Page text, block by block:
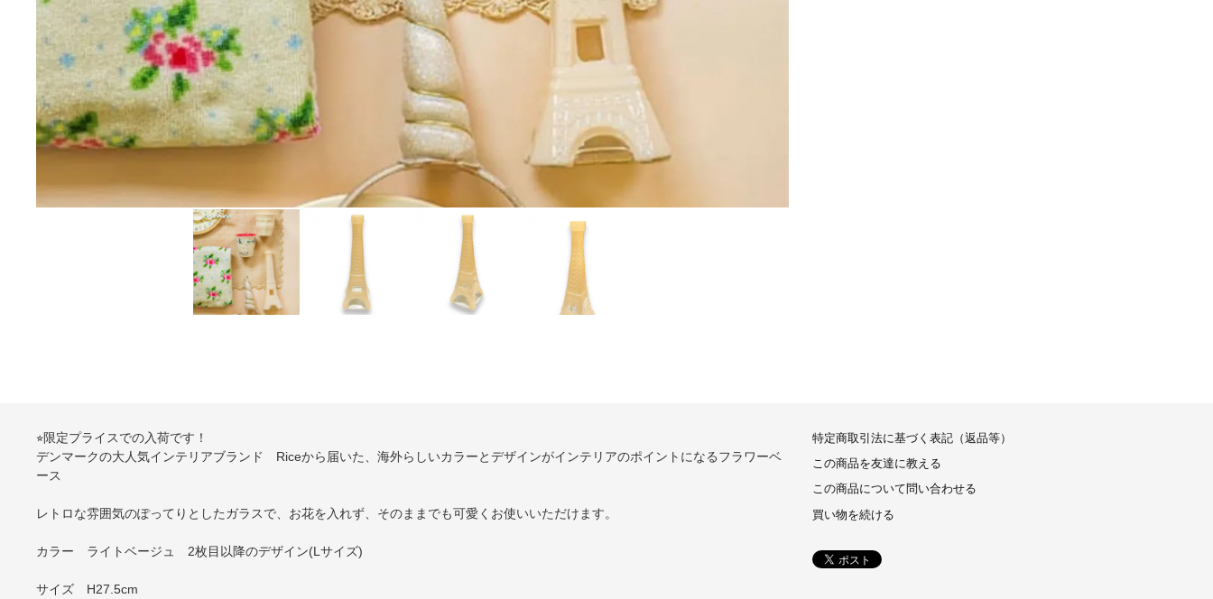
⭐︎限定プライスでの入荷です！
デンマークの大人気インテリアブランド Riceから届いた、海外らしいカラーとデザインがインテリアのポイントになるフラワーベ
ース
レトロな雰囲気のぽってりとしたガラスで、お花を入れず、そのままでも可愛くお使いいただけます。
カラー ライトベージュ 2枚目以降のデザイン(Lサイズ)
サイズ H27.5cm
特定商取引法に基づく表記（返品等）
この商品を友達に教える
この商品について問い合わせる
買い物を続ける